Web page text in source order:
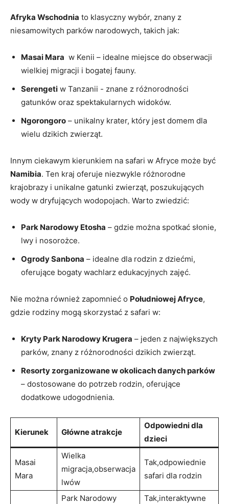
Afryka Wschodnia to klasyczny wybór,‌ znany z
niesamowitych parków narodowych, takich jak:
Masai Mara ⁢ w Kenii – idealne miejsce do obserwacji
wielkiej migracji i ‍bogatej fauny.
Serengeti w Tanzanii -⁢ znane z różnorodności
gatunków oraz spektakularnych​ widoków.
Ngorongoro – unikalny krater, który jest domem dla
wielu dzikich ​zwierząt.
Innym ciekawym kierunkiem​ na safari w Afryce może być​
Namibia. Ten kraj oferuje niezwykle różnorodne
krajobrazy‌ i unikalne gatunki zwierząt, poszukujących
wody w dryfujących wodopojach. Warto⁢ zwiedzić:
Park Narodowy Etosha – gdzie⁣ można spotkać słonie,
lwy i nosorożce.
Ogrody Sanbona – idealne dla rodzin z dziećmi,
oferujące bogaty wachlarz edukacyjnych ⁤zajęć.
Nie można również ‌zapomnieć o Południowej Afryce,
gdzie⁣ rodziny mogą skorzystać z safari w:
Kryty Park Narodowy Krugera – jeden z największych
parków, znany z różnorodności dzikich zwierząt.
Resorty zorganizowane w okolicach danych parków
– ⁤dostosowane do⁢ potrzeb rodzin, oferujące
‍dodatkowe udogodnienia.
Kierunek Główne ‍atrakcje
Odpowiedni dla
dzieci
Masai
Mara
Wielka⁢
migracja,obserwacja
​lwów
Tak,odpowiednie
safari dla rodzin
Park Narodowy
Tak,interaktywne